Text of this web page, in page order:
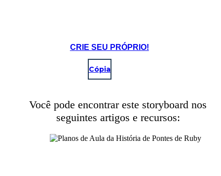
CRIE SEU PRÓPRIO!
Cópia
Você pode encontrar este storyboard nos
seguintes artigos e recursos: